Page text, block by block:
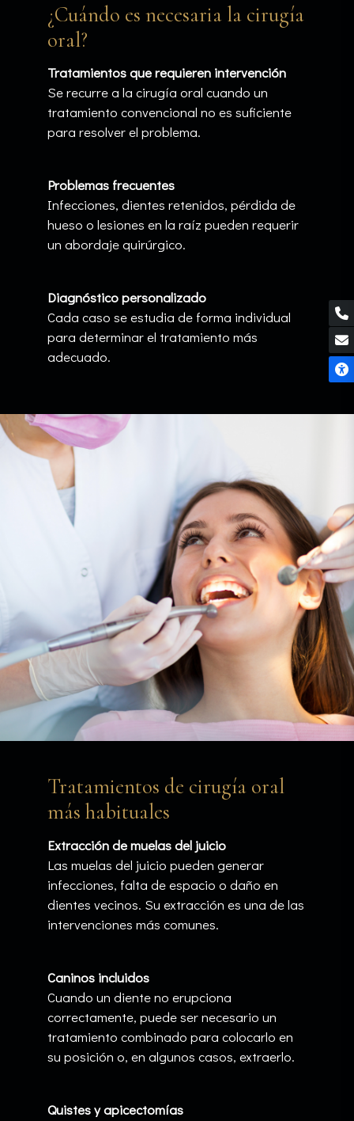
¿Cuándo es necesaria la cirugía
oral?
Tratamientos que requieren intervención
Se recurre a la cirugía oral cuando un
tratamiento convencional no es suficiente
para resolver el problema.
Problemas frecuentes
Infecciones, dientes retenidos, pérdida de
hueso o lesiones en la raíz pueden requerir
un abordaje quirúrgico.
Diagnóstico personalizado
Cada caso se estudia de forma individual
para determinar el tratamiento más
adecuado.
Tratamientos de cirugía oral
más habituales
Extracción de muelas del juicio
Las muelas del juicio pueden generar
infecciones, falta de espacio o daño en
dientes vecinos. Su extracción es una de las
intervenciones más comunes.
Caninos incluidos
Cuando un diente no erupciona
correctamente, puede ser necesario un
tratamiento combinado para colocarlo en
su posición o, en algunos casos, extraerlo.
Quistes y apicectomías